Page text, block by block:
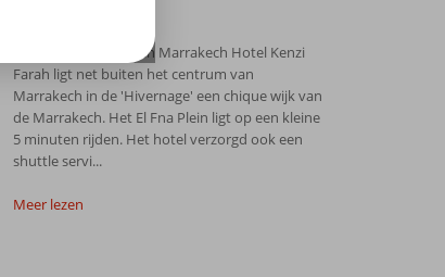
Ligging: Kenzi Farah in Marrakech Hotel Kenzi
Farah ligt net buiten het centrum van
Marrakech in de 'Hivernage' een chique wijk van
de Marrakech. Het El Fna Plein ligt op een kleine
5 minuten rijden. Het hotel verzorgd ook een
shuttle servi...
Meer lezen